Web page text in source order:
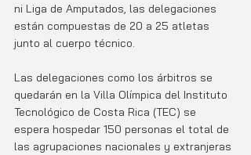
ni Liga de Amputados, las delegaciones
están compuestas de 20 a 25 atletas
junto al cuerpo técnico.
Las delegaciones como los árbitros se
quedarán en la Villa Olímpica del Instituto
Tecnológico de Costa Rica (TEC) se
espera hospedar 150 personas el total de
las agrupaciones nacionales y extranjeras